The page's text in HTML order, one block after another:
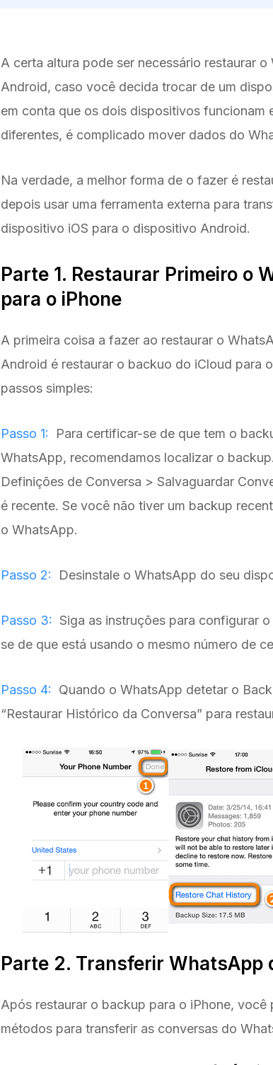
A certa altura pode ser necessário restaurar
Android, caso você decida trocar de um
em conta que os dois dispositivos funcionam
diferentes, é complicado mover dados do
Na verdade, a melhor forma de o fazer é
depois usar uma ferramenta externa para
dispositivo iOS para o dispositivo Android.
Parte 1. Restaurar Primeiro o
para o iPhone
A primeira coisa a fazer ao restaurar o
Android é restaurar o backuo do iCloud para
passos simples:
Passo 1:
Para certificar-se de que tem o
WhatsApp, recomendamos localizar o
Definições de Conversa > Salvaguardar
é recente. Se você não tiver um backup
o WhatsApp.
Passo 2: Desinstale o WhatsApp do seu
Passo 3: Siga as instruções para configurar
se de que está usando o mesmo número de
Passo 4:
Quando o WhatsApp detetar o
“Restaurar Histórico da Conversa” para
Parte 2. Transferir WhatsApp
Após restaurar o backup para o iPhone, você
métodos para transferir as conversas do